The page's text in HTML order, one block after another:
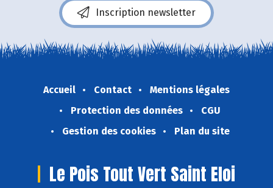
Inscription newsletter
Accueil Contact
Mentions légales
Protection des données
CGU
Gestion des cookies
Plan du site
Le Pois Tout Vert Saint Eloi